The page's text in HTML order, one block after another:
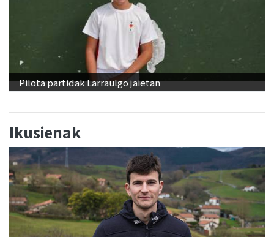
Pilota partidak Larraulgo jaietan
Ikusienak